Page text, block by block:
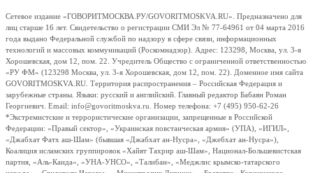
Сетевое издание «ГОВОРИТМОСКВА.РУ/GOVORITMOSKVA.RU». Предназначено для
лиц старше 16 лет. Свидетельство о регистрации СМИ Эл № 77-64961 от 04 марта 2016
года выдано Федеральной службой по надзору в сфере связи, информационных
технологий и массовых коммуникаций (Роскомнадзор). Адрес: 123298, Москва, ул. 3-я
Хорошевская, дом 12, пом. 22. Учредитель Общество с ограниченной ответственностью
«РУ ФМ» (123298 Москва, ул. 3-я Хорошевская, дом 12, пом. 22). Доменное имя сайта
GOVORITMOSKVA.RU. Территория распространения – Российская Федерация и
зарубежные страны. Языки: русский и английский. Главный редактор Бабаян Роман
Георгиевич. Email: info@govoritmoskva.ru. Номер телефона: +7 (495) 950-62-26
*Экстремистские и террористические организации, запрещенные в Российской
Федерации: «Правый сектор», «Украинская повстанческая армия» (УПА), «ИГИЛ»,
«Джабхат Фатх аш-Шам» (бывшая «Джабхат ан-Нусра», «Джебхат ан-Нусра»),
Коалиция исламских группировок «Хайят Тахрир аш-Шам», Национал-Большевистская
партия, «Аль-Каида», «УНА-УНСО», «Талибан», «Меджлис крымско-татарского